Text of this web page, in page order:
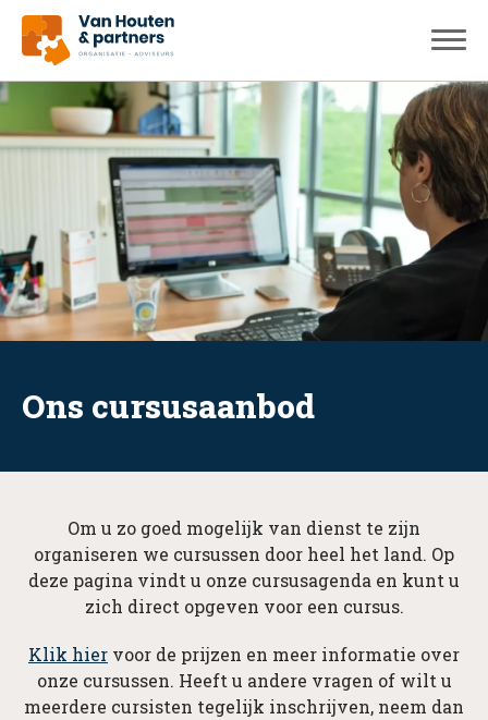
Ons cursusaanbod
Om u zo goed mogelijk van dienst te zijn
organiseren we cursussen door heel het land. Op
deze pagina vindt u onze cursusagenda en kunt u
zich direct opgeven voor een cursus.
Klik hier voor de prijzen en meer informatie over
onze cursussen. Heeft u andere vragen of wilt u
meerdere cursisten tegelijk inschrijven, neem dan